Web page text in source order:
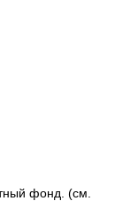
фонд. (см.